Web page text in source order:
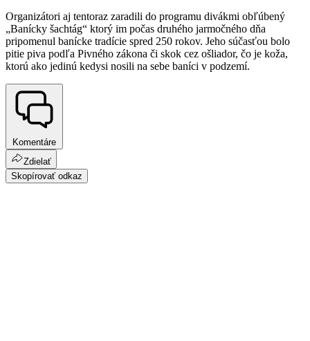
Organizátori aj tentoraz zaradili do programu divákmi obľúbený
„Banícky šachtág“ ktorý im počas druhého jarmočného dňa
pripomenul banícke tradície spred 250 rokov. Jeho súčasťou bolo
pitie piva podľa Pivného zákona či skok cez ošliador, čo je koža,
ktorú ako jedinú kedysi nosili na sebe baníci v podzemí.
Komentáre
Zdielať
Skopírovať odkaz